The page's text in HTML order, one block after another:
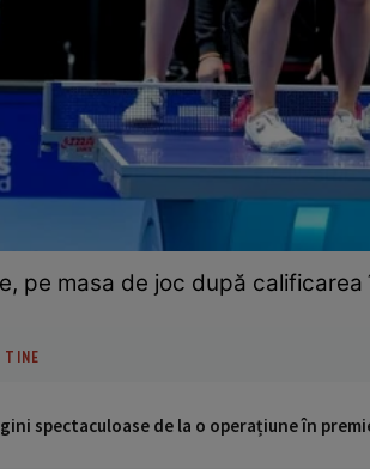
pe masa de joc după
TINE
spectaculoase de la o operațiune în